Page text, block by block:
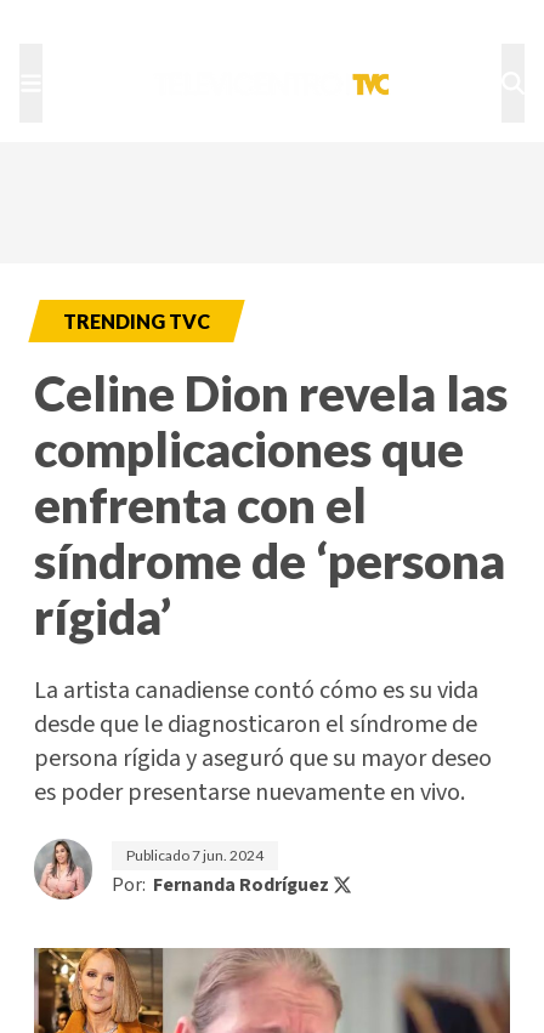
TRENDING TVC
Celine Dion revela las
complicaciones que
enfrenta con el
síndrome de ‘persona
rígida’
La artista canadiense contó cómo es su vida
desde que le diagnosticaron el síndrome de
persona rígida y aseguró que su mayor deseo
es poder presentarse nuevamente en vivo.
Publicado7 jun. 2024
Por: Fernanda Rodríguez